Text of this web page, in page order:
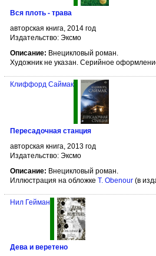
Вся плоть - трава
авторская книга, 2014 год
Издательство: Эксмо
Описание: Внецикловый роман.
Художник не указан. Серийное
Клиффорд Саймак
Пересадочная станция
авторская книга, 2013 год
Издательство: Эксмо
Описание: Внецикловый роман.
Иллюстрация на обложке T. Obenour (в
Нил Гейман
Дева и веретено